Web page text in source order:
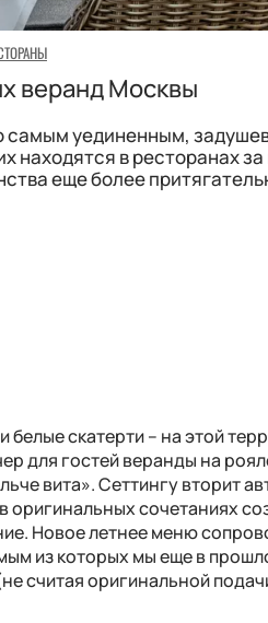
веранд Москвы
самым уединенным,
находятся в ресторанах
еще более
скатерти – на этой
для гостей веранды на
вита». Сеттингу вторит
сочетаниях
Новое летнее меню
из которых мы еще в
считая оригинальной